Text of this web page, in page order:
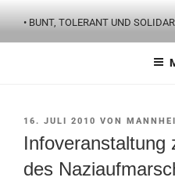
Inhalt
springen
• BUNT, TOLERANT UND
VERÖFFENTLICHT
16. JULI 2010 VON
Infoveranstaltung
des